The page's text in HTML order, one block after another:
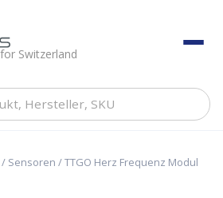
Switzerland
/ Sensoren / TTGO Herz Frequenz Modul